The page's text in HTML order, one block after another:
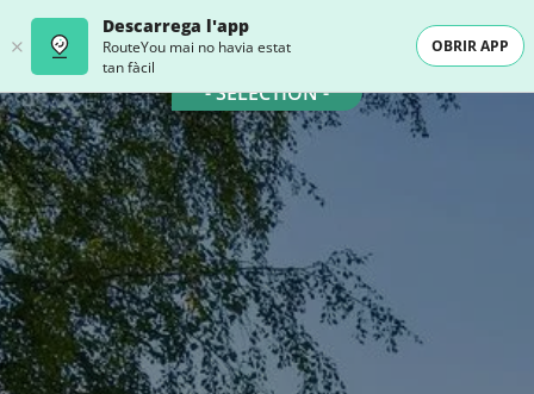
Descarrega l'app
RouteYou mai no havia estat
tan fàcil
OBRIR APP
- SELECTION -